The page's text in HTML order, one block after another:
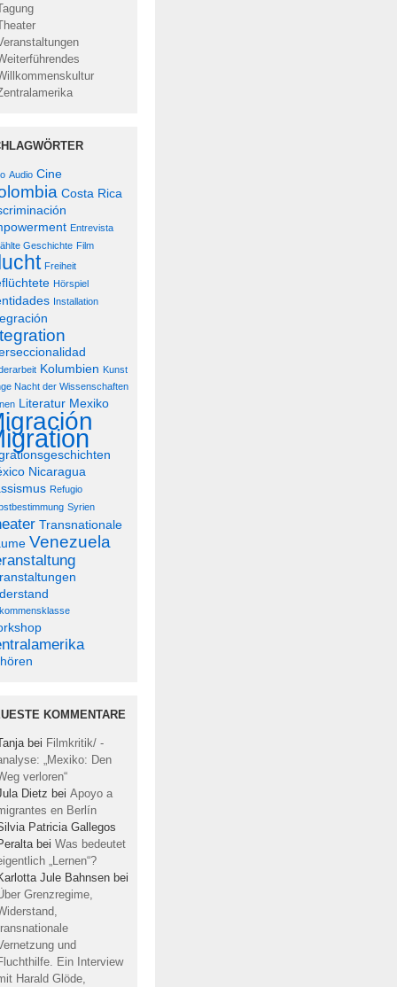
Audio Cine
Costa Rica
Entrevista
Geschichte Film
Freiheit
Hörspiel
Installation
Kolumbien Kunst
Nacht der Wissenschaften
Literatur Mexiko
Nicaragua
Refugio
Syrien
Transnationale
Venezuela
KOMMENTARE
bei Filmkritik/ -
„Mexiko: Den
verloren“
Dietz bei Apoyo a
en Berlín
Patricia Gallegos
bei Was bedeutet
„Lernen“?
Jule Bahnsen bei
Grenzregime,
und
Ein Interview
Harald Glöde,